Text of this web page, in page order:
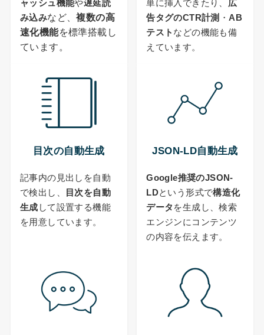
ャッシュ機能や遅延読
み込みなど、複数の高
速化機能を標準搭載し
ています。
単に挿入できたり、 広
告タグのCTR計測 ・AB
テスト などの機能も備
えています。
目次の自動生成
記事内の見出しを自動
で検出し、
目次を自動
生成 して設置する機能
を用意しています。
JSON-LD自動生成
Google推奨のJSON-
LDという形式で構造化
データ を生成し、検索
エンジンにコンテンツ
の内容を伝えます。